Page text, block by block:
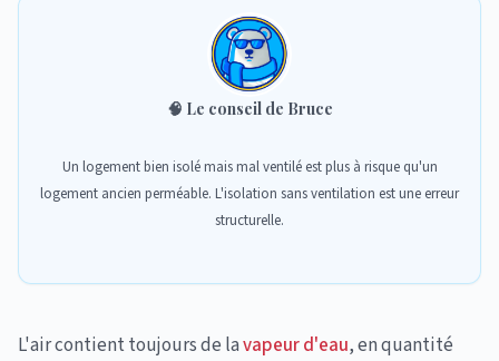
🧠 Le conseil de Bruce
Un logement bien isolé mais mal ventilé est plus à risque qu'un
logement ancien perméable. L'isolation sans ventilation est une erreur
structurelle.
L'air contient toujours de lavapeur d'eau, en quantité